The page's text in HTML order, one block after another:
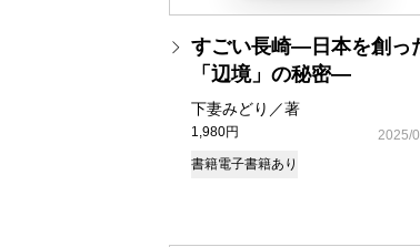
すごい長崎―日本を創っ
「辺境」の秘密―
下妻みどり／著
1,980円
2025/
書籍電子書籍あり